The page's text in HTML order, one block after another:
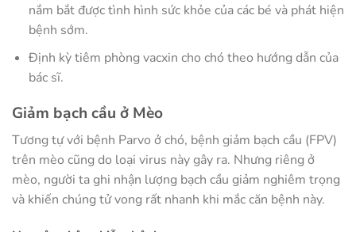
nắm bắt được tình hình sức khỏe của các bé và phát hiện
bệnh sớm.
Định kỳ tiêm phòng vacxin cho chó theo hướng dẫn của
bác sĩ.
Giảm bạch cầu ở Mèo
Tương tự với bệnh Parvo ở chó, bệnh giảm bạch cầu (FPV)
trên mèo cũng do loại virus này gây ra. Nhưng riêng ở
mèo, người ta ghi nhận lượng bạch cầu giảm nghiêm trọng
và khiến chúng tử vong rất nhanh khi mắc căn bệnh này.